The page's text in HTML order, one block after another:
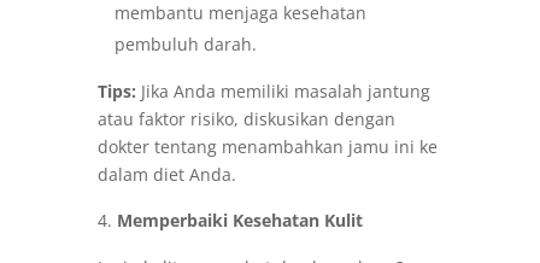
membantu menjaga kesehatan
pembuluh darah.
Tips: Jika Anda memiliki masalah jantung
atau faktor risiko, diskusikan dengan
dokter tentang menambahkan jamu ini ke
dalam diet Anda.
Memperbaiki Kesehatan Kulit